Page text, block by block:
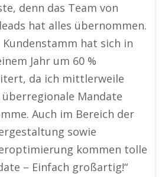
denn das Team von
hat alles übernommen.
Kundenstamm hat sich in
Jahr um 60 %
da ich mittlerweile
überregionale Mandate
Auch im Bereich der
sowie
kommen tolle
– Einfach großartig!“